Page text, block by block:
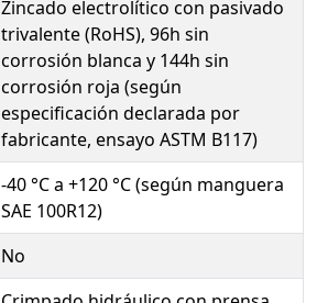
Zincado electrolítico con pasivado
trivalente (RoHS), 96h sin
corrosión blanca y 144h sin
corrosión roja (según
especificación declarada por
fabricante, ensayo ASTM B117)
-40 °C a +120 °C (según manguera
SAE 100R12)
No